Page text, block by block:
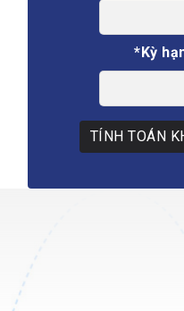
*Kỳ
TÍNH TOÁN